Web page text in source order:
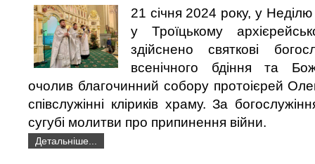
21 січня 2024 року, у
у Троїцькому
здійснено святкові
всенічного бдіння та
очолив благочинний собору протоієрей
співслужінні кліриків храму. За
сугубі молитви про припинення війни.
Детальніше...